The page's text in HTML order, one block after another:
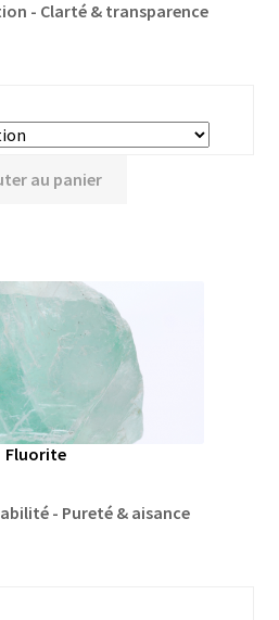
- Clarté & transparence
au panier
Fluorite
- Pureté & aisance